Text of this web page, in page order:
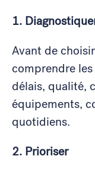
1.
Avant de
comprendre
délais, qualité,
équipements,
quotidiens.
2. Prioriser